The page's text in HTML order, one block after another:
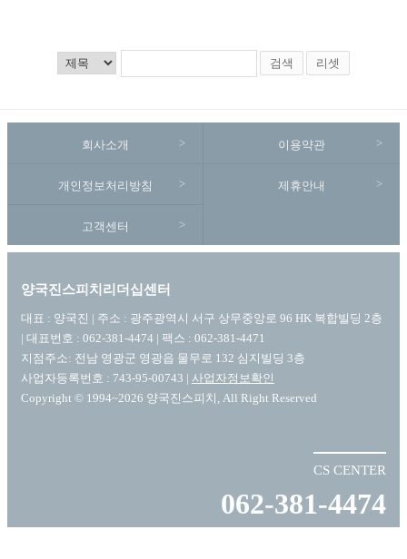
검색 리셋
회사소개 이용약관
개인정보처리방침 제휴안내
고객센터
양국진스피치리더십센터
대표 : 양국진 | 주소 : 광주광역시 서구 상무중앙로 96 HK 복합빌딩 2층
| 대표번호 : 062-381-4474 | 팩스 : 062-381-4471
지점주소: 전남 영광군 영광읍 물무로 132 심지빌딩 3층
사업자등록번호 : 743-95-00743 | 사업자정보확인
Copyright © 1994~2026 양국진스피치, All Right Reserved
CS CENTER
062-381-4474